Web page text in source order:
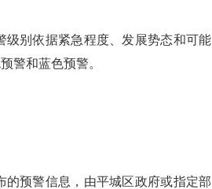
别依据紧急程度、发展势态和可能
警和蓝色预警。
预警信息，由平城区政府或指定部